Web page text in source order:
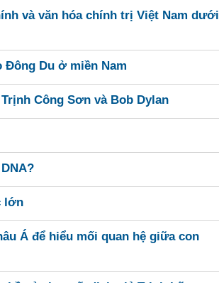
và văn hóa chính trị Việt Nam dưới
Đông Du ở miền Nam
Công Sơn và Bob Dylan
lớn
Á để hiểu mối quan hệ giữa con